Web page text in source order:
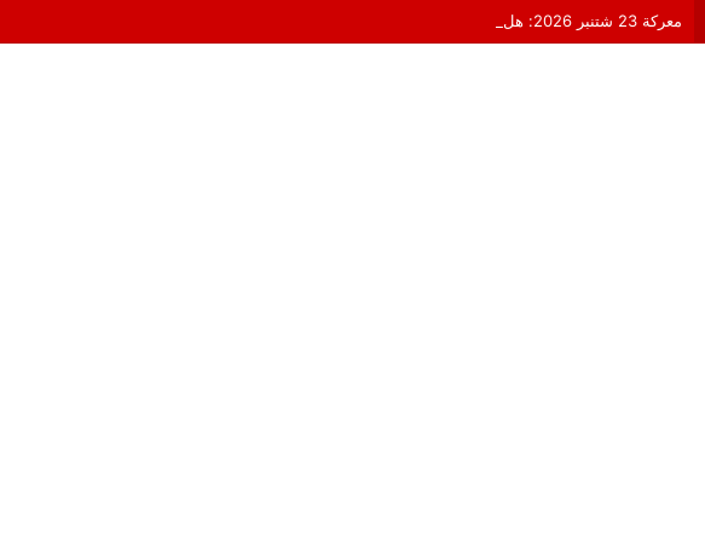
معركة 23 شتنبر 2026: هل أصبحت الأحزاب السياسية مجرد محطات لـ “الترحال الانتخابي”؟